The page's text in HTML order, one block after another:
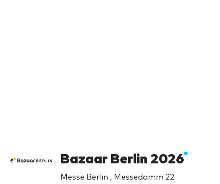
Bazaar Berlin 2026
Messe Berlin , Messedamm 22